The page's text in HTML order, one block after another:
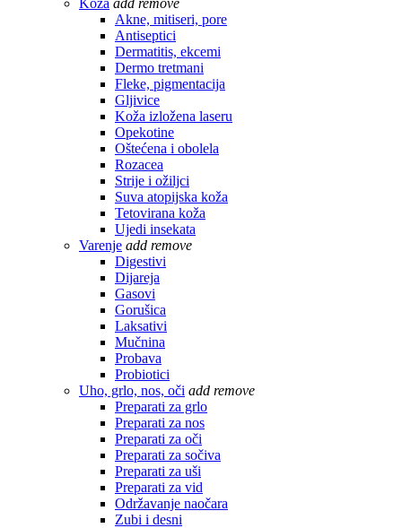
Koža add remove
Akne, mitiseri, pore
Antiseptici
Dermatitis, ekcemi
Dermo tretmani
Fleke, pigmentacija
Gljivice
Koža izložena laseru
Opekotine
Oštećena i obolela
Rozacea
Strije i ožiljci
Suva atopijska koža
Tetovirana koža
Ujedi insekata
Varenje add remove
Digestivi
Dijareja
Gasovi
Gorušica
Laksativi
Mučnina
Probava
Probiotici
Uho, grlo, nos, oči add remove
Preparati za grlo
Preparati za nos
Preparati za oči
Preparati za sočiva
Preparati za uši
Preparati za vid
Održavanje naočara
Zubi i desni